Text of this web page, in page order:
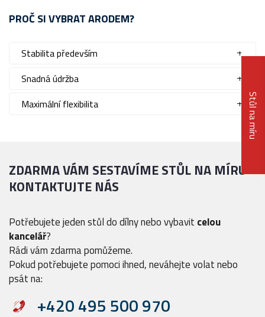
Stůl na míru
PROČ SI VYBRAT ARODEM?
Stabilita především
Snadná údržba
Maximální flexibilita
ZDARMA VÁM SESTAVÍME STŮL NA MÍRU
KONTAKTUJTE NÁS
Potřebujete jeden stůl do dílny nebo vybavit celou
kancelář?
Rádi vám zdarma pomůžeme.
Pokud potřebujete pomoci ihned, neváhejte volat nebo
psát na:
+420 495 500 970